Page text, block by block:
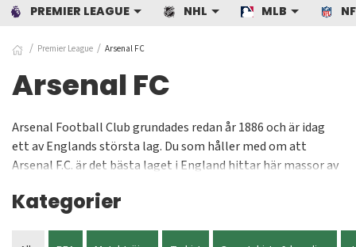
PREMIER LEAGUE NHL MLB
Premier League Arsenal FC
Arsenal FC
Arsenal Football Club grundades redan år 1886 och är idag
ett av Englands största lag. Du som håller med om att
Arsenal F.C. är det bästa laget i England hittar här massor av
passar inte bara dig som hängivet fan utan är även
finner du lagets officiella matchtröjor (med eller utan tryck),
Kategorier